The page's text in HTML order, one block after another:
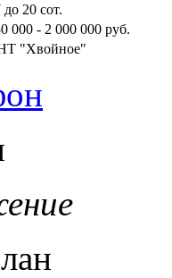
до 20 сот.
000 - 2 000 000 руб.
"Хвойное"